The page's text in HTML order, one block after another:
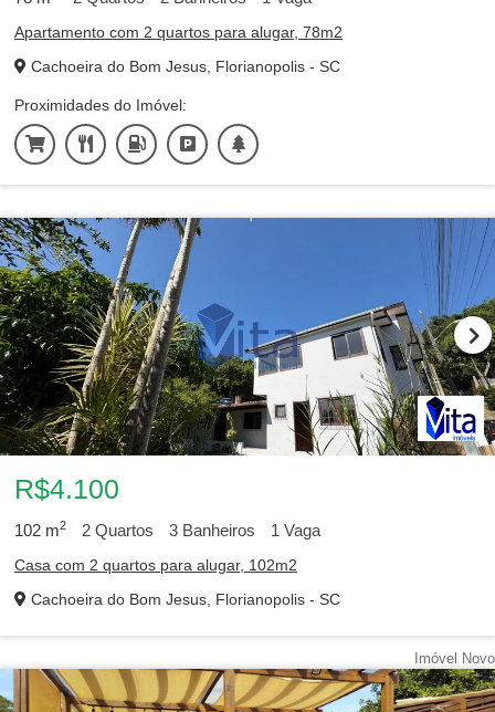
Apartamento com 2 quartos para alugar, 78m2
Cachoeira do Bom Jesus, Florianopolis - SC
Proximidades do Imóvel:
R$4.100
102 m2 2 Quartos 3 Banheiros 1 Vaga
Casa com 2 quartos para alugar, 102m2
Cachoeira do Bom Jesus, Florianopolis - SC
Imóvel Novo